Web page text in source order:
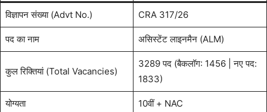
विज्ञापन संख्या (Advt No.) CRA 317/26
पद का नाम असिस्टेंट लाइनमैन (ALM)
कुल रिक्तियां (Total Vacancies)
3289 पद (बैकलॉग: 1456 | नए पद:
1833)
योग्यता 10वीं + NAC